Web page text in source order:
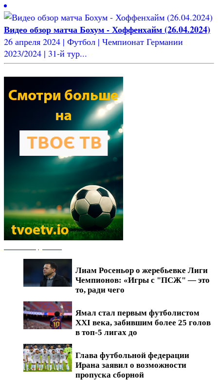
Видео обзор матча Бохум - Хоффенхайм (26.04.2024)
26 апреля 2024 | Футбол | Чемпионат Германии
2023/2024 | 31-й тур...
Лиам Росеньор о жеребьевке Лиги
Чемпионов: «Игры с "ПСЖ" — это
то, ради чего
Ямал стал первым футболистом
XXI века, забившим более 25 голов
в топ-5 лигах до
Глава футбольной федерации
Ирана заявил о возможности
пропуска сборной